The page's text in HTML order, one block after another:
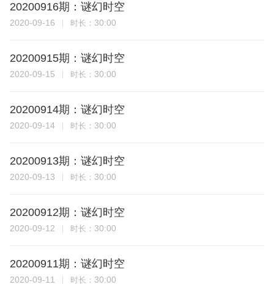
20200916期：谜幻时空
2020-09-16 时长： 30:00
20200915期：谜幻时空
2020-09-15 时长： 30:00
20200914期：谜幻时空
2020-09-14 时长： 30:00
20200913期：谜幻时空
2020-09-13 时长： 30:00
20200912期：谜幻时空
2020-09-12 时长： 30:00
20200911期：谜幻时空
2020-09-11 时长： 30:00